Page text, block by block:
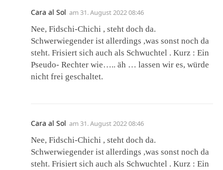
Cara al Sol am 31. August 2022 08:46
Nee, Fidschi-Chichi , steht doch da.
Schwerwiegender ist allerdings ,was sonst noch da
steht. Frisiert sich auch als Schwuchtel . Kurz : Ein
Pseudo- Rechter wie….. äh … lassen wir es, würde
nicht frei geschaltet.
Cara al Sol am 31. August 2022 08:46
Nee, Fidschi-Chichi , steht doch da.
Schwerwiegender ist allerdings ,was sonst noch da
steht. Frisiert sich auch als Schwuchtel . Kurz : Ein